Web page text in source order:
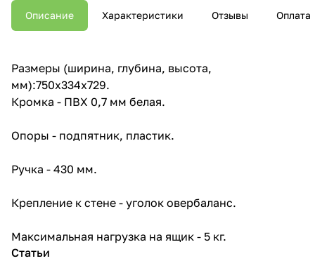
Описание Характеристики Отзывы Оплата
Размеры (ширина, глубина, высота,
мм):750x334x729.
Кромка - ПВХ 0,7 мм белая.
Опоры - подпятник, пластик.
Ручка - 430 мм.
Крепление к стене - уголок овербаланс.
Максимальная нагрузка на ящик - 5 кг.
Статьи